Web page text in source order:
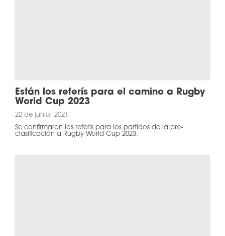
Están los referís para el camino a Rugby
World Cup 2023
22 de junio, 2021
Se confirmaron los referís para los partidos de la pre-
clasificación a Rugby World Cup 2023.